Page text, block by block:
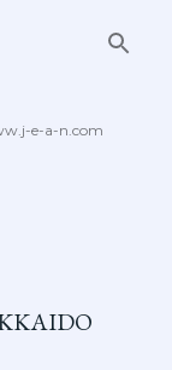
e-a-n.com